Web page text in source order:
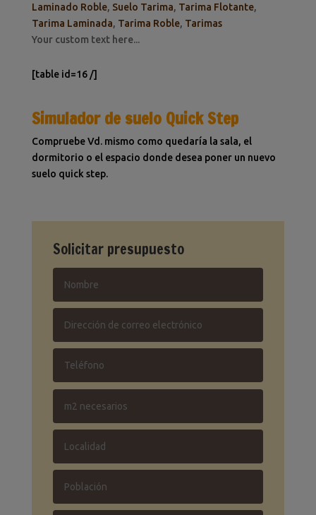
Laminado Roble, Suelo Tarima, Tarima Flotante,
Tarima Laminada, Tarima Roble, Tarimas
Your custom text here...
[table id=16 /]
Simulador de suelo Quick Step
Compruebe Vd. mismo como quedaría la sala, el
dormitorio o el espacio donde desea poner un nuevo
suelo quick step.
Solicitar presupuesto